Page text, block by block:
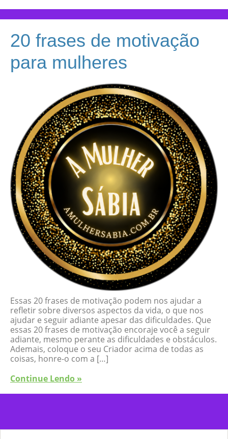
20 frases de motivação
para mulheres
Essas 20 frases de motivação podem nos ajudar a
refletir sobre diversos aspectos da vida, o que nos
ajudar e seguir adiante apesar das dificuldades. Que
essas 20 frases de motivação encoraje você a seguir
adiante, mesmo perante as dificuldades e obstáculos.
Ademais, coloque o seu Criador acima de todas as
coisas, honre-o com a […]
Continue Lendo »